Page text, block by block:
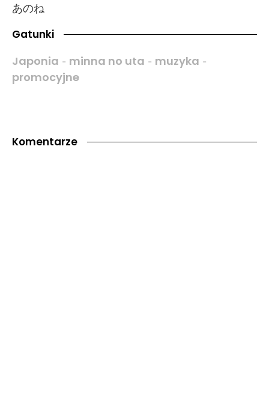
あのね
Gatunki
Japonia - minna no uta - muzyka -
promocyjne
Komentarze